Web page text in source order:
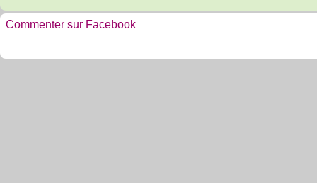
Commenter sur Facebook